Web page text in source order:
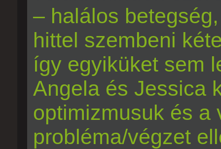
– halálos
hittel szembeni
így egyiküket sem
Angela és Jessica
optimizmusuk és a
probléma/végzet